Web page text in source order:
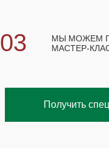
03
МЫ МОЖЕМ
МАСТЕР-
Получить